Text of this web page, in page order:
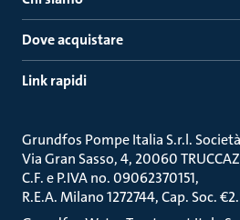
Dove acquistare
Link rapidi
Grundfos Pompe Italia S.r.l.
Via Gran Sasso, 4, 20060
C.F. e P.IVA no. 09062370151
R.E.A. Milano 1272744, Cap. Soc.